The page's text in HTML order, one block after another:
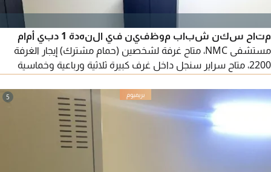
متاح سكن شباب موظفين في النهدة 1 دبي أمام
مستشفى NMC، متاح غرفة لشخصين (حمام مشترك) إيجار الغرفة
2200، متاح سراير سنجل داخل غرف كبيرة ثلاثية ورباعية وخماسية
الفواتير لكل غرفة حمام وثلاجة - نظافة وهدوء وخصوصية لكل غرفة
جيم ومسبح مجانا بالبناية - محطة باص رئيسية تحت البناية وعلي بعد
دقائق لمحطة مترو الستاد للتواصل موبايل وواتساب أحمد
5